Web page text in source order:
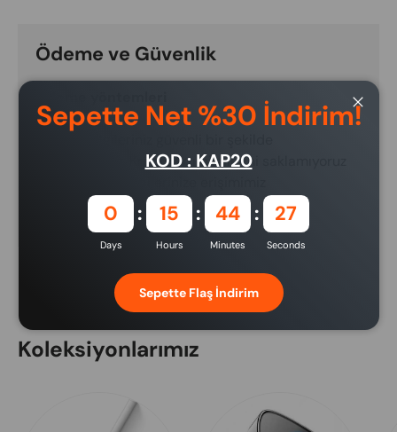
Ödeme ve Güvenlik
işlenmektedir. Kredi kartı bilgilerini saklamıyoruz
bulunmamaktadır.
Koleksiyonlarımız
Close
Sepette Net %30 İndirim!
KOD : KAP20
0
Days
15
Hours
44
Minutes
27
Seconds
Sepette Flaş İndirim